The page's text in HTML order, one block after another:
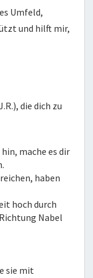
Umfeld,
und hilft mir,
die dich zu
mache es dir
haben
hoch durch
Nabel
sie mit